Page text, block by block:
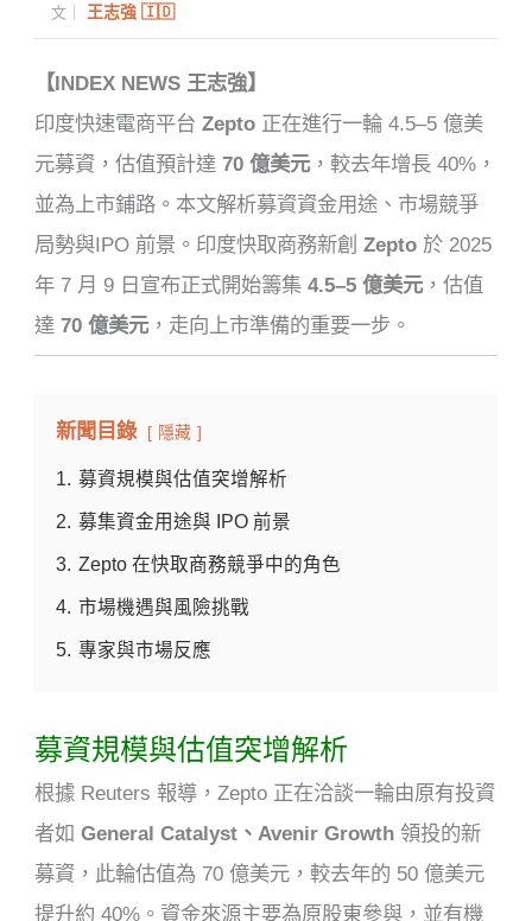
文｜ 王志強 🇮🇩
【INDEX NEWS 王志強】
印度快速電商平台Zepto 正在進行一輪 4.5–5 億美
元募資，估值預計達70 億美元，較去年增長 40%，
並為上市鋪路。本文解析募資資金用途、市場競爭
局勢與IPO 前景。 印度快取商務新創Zepto 於 2025
年 7 月 9 日宣布正式開始籌集4.5–5 億美元，估值
達70 億美元，走向上市準備的重要一步。
新聞目錄 隱藏
1. 募資規模與估值突增解析
2. 募集資金用途與 IPO 前景
3. Zepto 在快取商務競爭中的角色
4. 市場機遇與風險挑戰
5. 專家與市場反應
募資規模與估值突增解析
根據 Reuters 報導，Zepto 正在洽談一輪由原有投資
者如General Catalyst、Avenir Growth 領投的新
募資，此輪估值為 70 億美元，較去年的 50 億美元
提升約 40% 。資金來源主要為原股東參與，並有機